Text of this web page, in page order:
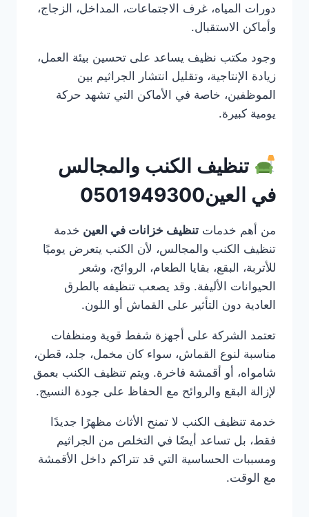
دورات المياه، غرف الاجتماعات، المداخل، الزجاج،
وأماكن الاستقبال.
وجود مكتب نظيف يساعد على تحسين بيئة العمل،
زيادة الإنتاجية، وتقليل انتشار الجراثيم بين
الموظفين، خاصة في الأماكن التي تشهد حركة
يومية كبيرة.
تنظيف الكنب والمجالس
في العين0501949300
من أهم خدمات تنظيف خزانات في العين خدمة
تنظيف الكنب والمجالس، لأن الكنب يتعرض يوميًا
للأتربة، البقع، بقايا الطعام، الروائح، وشعر
الحيوانات الأليفة. وقد يصعب تنظيفه بالطرق
العادية دون التأثير على القماش أو اللون.
تعتمد الشركة على أجهزة شفط قوية ومنظفات
مناسبة لنوع القماش، سواء كان مخمل، جلد، قطن،
شامواه، أو أقمشة فاخرة. ويتم تنظيف الكنب بعمق
لإزالة البقع والروائح مع الحفاظ على جودة النسيج.
خدمة تنظيف الكنب لا تمنح الأثاث مظهرًا جديدًا
فقط، بل تساعد أيضًا في التخلص من الجراثيم
ومسببات الحساسية التي قد تتراكم داخل الأقمشة
مع الوقت.